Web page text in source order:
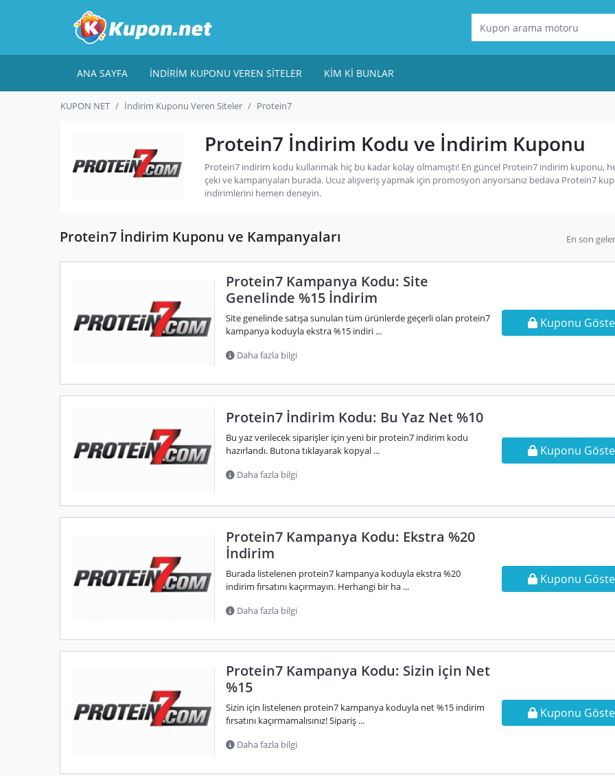
ANA SAYFA İNDIRIM KUPONU VEREN SITELER KIM KI BUNLAR
KUPON NET İndirim Kuponu Veren Siteler Protein7
Protein7 İndirim Kodu ve İndirim Kuponu
Protein7 indirim kodu kullanmak hiç bu kadar kolay olmamıştı! En güncel Protein7 indirim kuponu,
çeki ve kampanyaları burada. Ucuz alışveriş yapmak için promosyon arıyorsanız bedava Protein7
indirimlerini hemen deneyin.
Protein7 İndirim Kuponu ve Kampanyaları En son
Protein7 Kampanya Kodu: Site
Genelinde %15 İndirim
Site genelinde satışa sunulan tüm ürünlerde geçerli olan protein7
kampanya koduyla ekstra %15 indiri ...
Daha fazla bilgi
Kuponu
Protein7 İndirim Kodu: Bu Yaz Net %10
Bu yaz verilecek siparişler için yeni bir protein7 indirim kodu
hazırlandı. Butona tıklayarak kopyal ...
Daha fazla bilgi
Kuponu
Protein7 Kampanya Kodu: Ekstra %20
İndirim
Burada listelenen protein7 kampanya koduyla ekstra %20
indirim fırsatını kaçırmayın. Herhangi bir ha ...
Daha fazla bilgi
Kuponu
Protein7 Kampanya Kodu: Sizin için Net
%15
Sizin için listelenen protein7 kampanya koduyla net %15 indirim
fırsatını kaçırmamalısınız! Sipariş ...
Daha fazla bilgi
Kuponu